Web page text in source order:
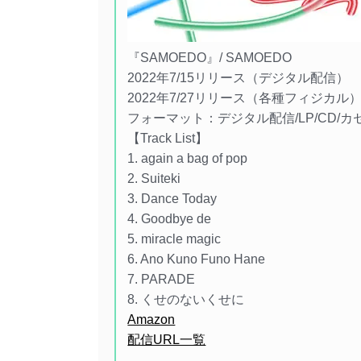
『SAMOEDO』/ SAMOEDO
2022年7/15リリース（デジタル配信）
2022年7/27リリース（各種フィジカル）
フォーマット：デジタル配信/LP/CD/カ
【Track List】
1. again a bag of pop
2. Suiteki
3. Dance Today
4. Goodbye de
5. miracle magic
6. Ano Kuno Funo Hane
7. PARADE
8. くせのないくせに
Amazon
配信URL一覧